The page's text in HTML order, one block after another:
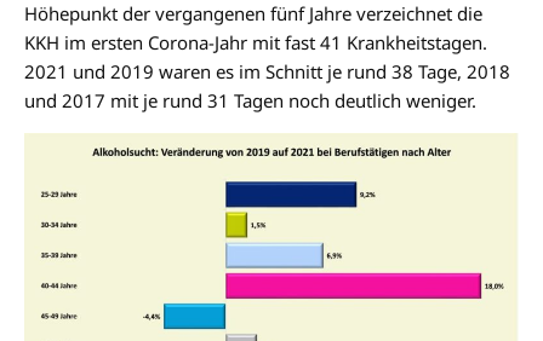
Höhepunkt der vergangenen fünf Jahre verzeichnet die
KKH im ersten Corona-Jahr mit fast 41 Krankheitstagen.
2021 und 2019 waren es im Schnitt je rund 38 Tage, 2018
und 2017 mit je rund 31 Tagen noch deutlich weniger.